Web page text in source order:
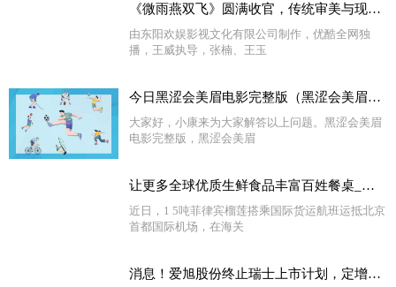
《微雨燕双飞》圆满收官，传统审美与现代观念的融合碰撞 天天新要闻
由东阳欢娱影视文化有限公司制作，优酷全网独
播，王威执导，张楠、王玉
今日黑涩会美眉电影完整版（黑涩会美眉电视剧）_今亮点
大家好，小康来为大家解答以上问题。黑涩会美眉
电影完整版，黑涩会美眉
让更多全球优质生鲜食品丰富百姓餐桌_观速讯
近日，1 5吨菲律宾榴莲搭乘国际货运航班运抵北京
首都国际机场，在海关
消息！爱旭股份终止瑞士上市计划，定增60亿“加码”ABC电池